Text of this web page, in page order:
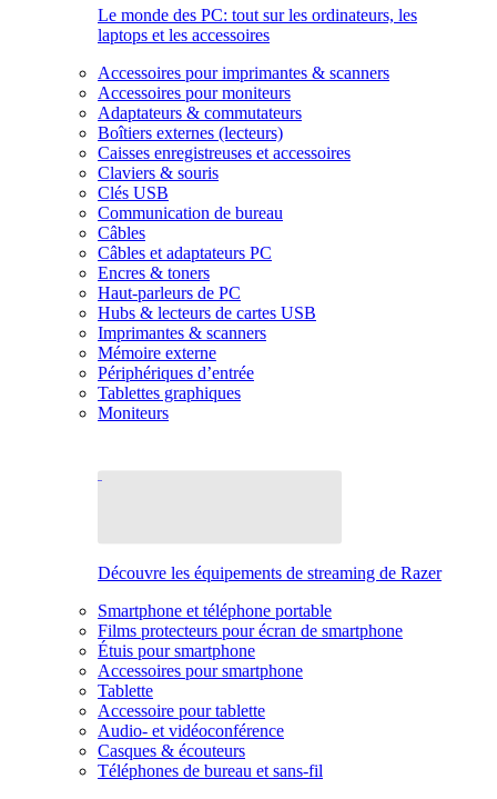
Le monde des PC: tout sur les ordinateurs, les
laptops et les accessoires
Accessoires pour imprimantes & scanners
Accessoires pour moniteurs
Adaptateurs & commutateurs
Boîtiers externes (lecteurs)
Caisses enregistreuses et accessoires
Claviers & souris
Clés USB
Communication de bureau
Câbles
Câbles et adaptateurs PC
Encres & toners
Haut-parleurs de PC
Hubs & lecteurs de cartes USB
Imprimantes & scanners
Mémoire externe
Périphériques d’entrée
Tablettes graphiques
Moniteurs
Découvre les équipements de streaming de Razer
Smartphone et téléphone portable
Films protecteurs pour écran de smartphone
Étuis pour smartphone
Accessoires pour smartphone
Tablette
Accessoire pour tablette
Audio- et vidéoconférence
Casques & écouteurs
Téléphones de bureau et sans-fil